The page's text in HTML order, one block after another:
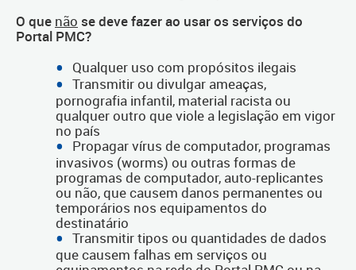
O que não se deve fazer ao usar os serviços do
Portal PMC?
Qualquer uso com propósitos ilegais
Transmitir ou divulgar ameaças,
pornografia infantil, material racista ou
qualquer outro que viole a legislação em vigor
no país
Propagar vírus de computador, programas
invasivos (worms) ou outras formas de
programas de computador, auto-replicantes
ou não, que causem danos permanentes ou
temporários nos equipamentos do
destinatário
Transmitir tipos ou quantidades de dados
que causem falhas em serviços ou